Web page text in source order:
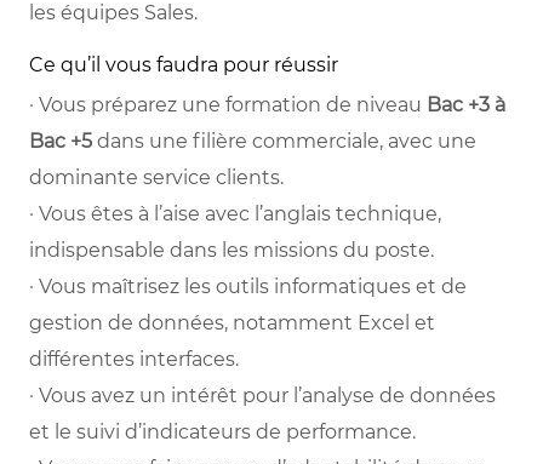
les équipes Sales.
Ce qu’il vous faudra pour réussir
· Vous préparez une formation de niveau Bac +3 à
Bac +5 dans une filière commerciale, avec une
dominante service clients.
· Vous êtes à l’aise avec l’anglais technique,
indispensable dans les missions du poste.
· Vous maîtrisez les outils informatiques et de
gestion de données, notamment Excel et
différentes interfaces.
· Vous avez un intérêt pour l’analyse de données
et le suivi d’indicateurs de performance.